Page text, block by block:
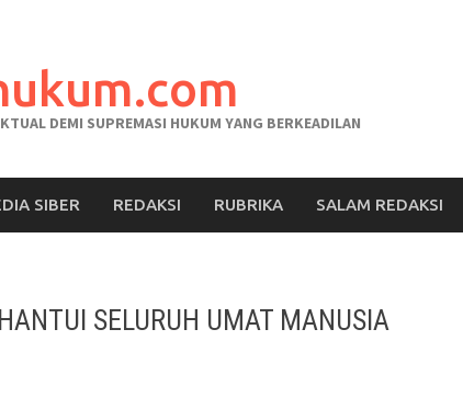
DEMI SUPREMASI HUKUM YANG BERKEADILAN
SIBER REDAKSI RUBRIKA SALAM REDAKSI
SELURUH UMAT MANUSIA